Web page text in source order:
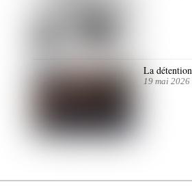
La détention
19 mai 2026